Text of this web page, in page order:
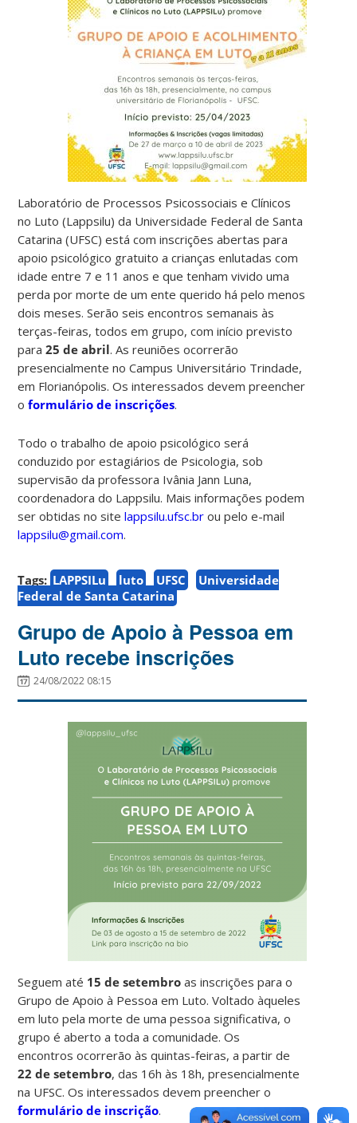
Laboratório de Processos Psicossociais e Clínicos
no Luto (Lappsilu) da Universidade Federal de Santa
Catarina (UFSC) está com inscrições abertas para
apoio psicológico gratuito a crianças enlutadas com
idade entre 7 e 11 anos e que tenham vivido uma
perda por morte de um ente querido há pelo menos
dois meses. Serão seis encontros semanais às
terças-feiras, todos em grupo, com início previsto
para25 de abril. As reuniões ocorrerão
presencialmente no Campus Universitário Trindade,
em Florianópolis. Os interessados devem preencher
oformulário de inscrições.
Todo o trabalho de apoio psicológico será
conduzido por estagiários de Psicologia, sob
supervisão da professora Ivânia Jann Luna,
coordenadora do Lappsilu. Mais informações podem
ser obtidas no sitelappsilu.ufsc.br ou pelo e-mail
lappsilu@gmail.com.
Tags: LAPPSILu luto UFSC
Universidade
Federal de Santa Catarina
Grupo de Apoio à Pessoa em
Luto recebe inscrições
24/08/2022 08:15
Seguem até 15 de setembro as inscrições para o
Grupo de Apoio à Pessoa em Luto. Voltado àqueles
em luto pela morte de uma pessoa significativa, o
grupo é aberto a toda a comunidade. Os
encontros ocorrerão às quintas-feiras, a partir de
22 de setembro, das 16h às 18h, presencialmente
na UFSC. Os interessados devem preencher o
formulário de inscrição.